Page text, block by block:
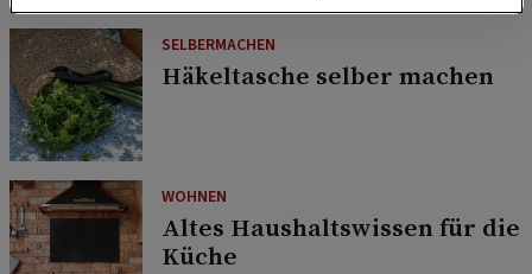
SELBERMACHEN
Häkeltasche selber machen
WOHNEN
Altes Haushaltswissen für die
Küche